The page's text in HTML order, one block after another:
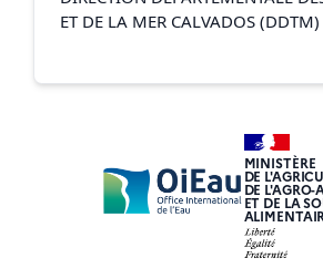
ET DE LA MER CALVADOS (DDTM)
MINISTÈRE
DE
DE L'AGRO-
ET DE LA